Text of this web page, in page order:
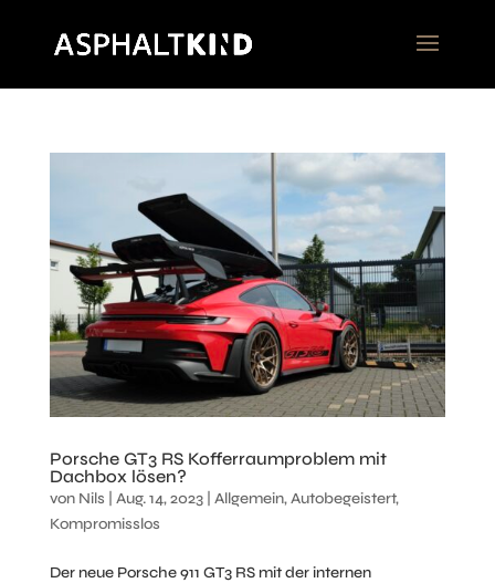
Porsche GT3 RS Kofferraumproblem mit
Dachbox lösen?
von Nils Aug. 14, 2023| Allgemein,Autobegeistert,
Kompromisslos
Der neue Porsche 911 GT3 RS mit der internen